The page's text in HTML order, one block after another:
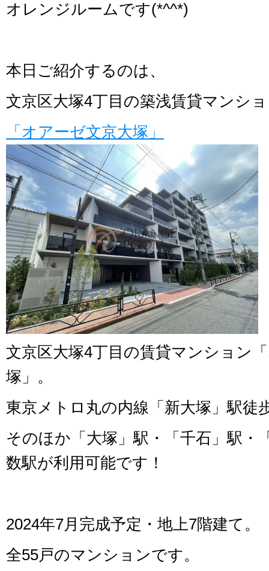
オレンジルームです(*^^*)
本日ご紹介するのは、
文京区大塚4丁目の築浅賃貸マンシ
「オアーゼ文京大塚」
文京区大塚4丁目の賃貸マンション
塚」。
東京メトロ丸の内線「新大塚」駅徒
そのほか「大塚」駅・「千石」駅・
数駅が利用可能です！
2024年7月完成予定・地上7階建て。
全55戸のマンションです。